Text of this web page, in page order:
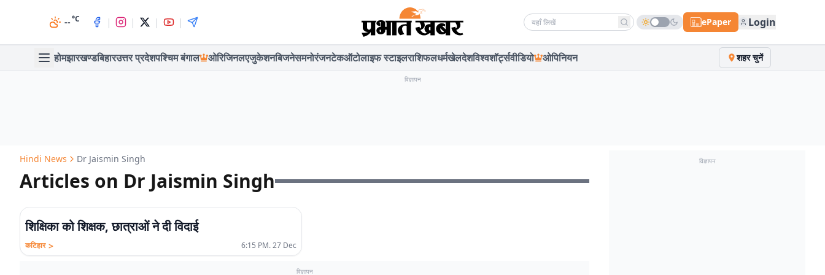
--°C | | | | Search news ePaper Login
होमझारखण्डबिहारउत्तर प्रदेशपश्चिम बंगाल ओरिजिनलएजुकेशनबिजनेसमनोरंजनटेकऑटोलाइफ स्टाइलराशिफलधर्मखेलदेशविश्वशॉर्ट्सवीडियो ओपिनियन शहर चुनें
विज्ञापन
Hindi News Dr Jaismin Singh
Articles on Dr Jaismin Singh
शिक्षिका को शिक्षक, छात्राओं ने दी विदाई
कटिहार > 6:15 PM. 27 Dec
विज्ञापन
विज्ञापन